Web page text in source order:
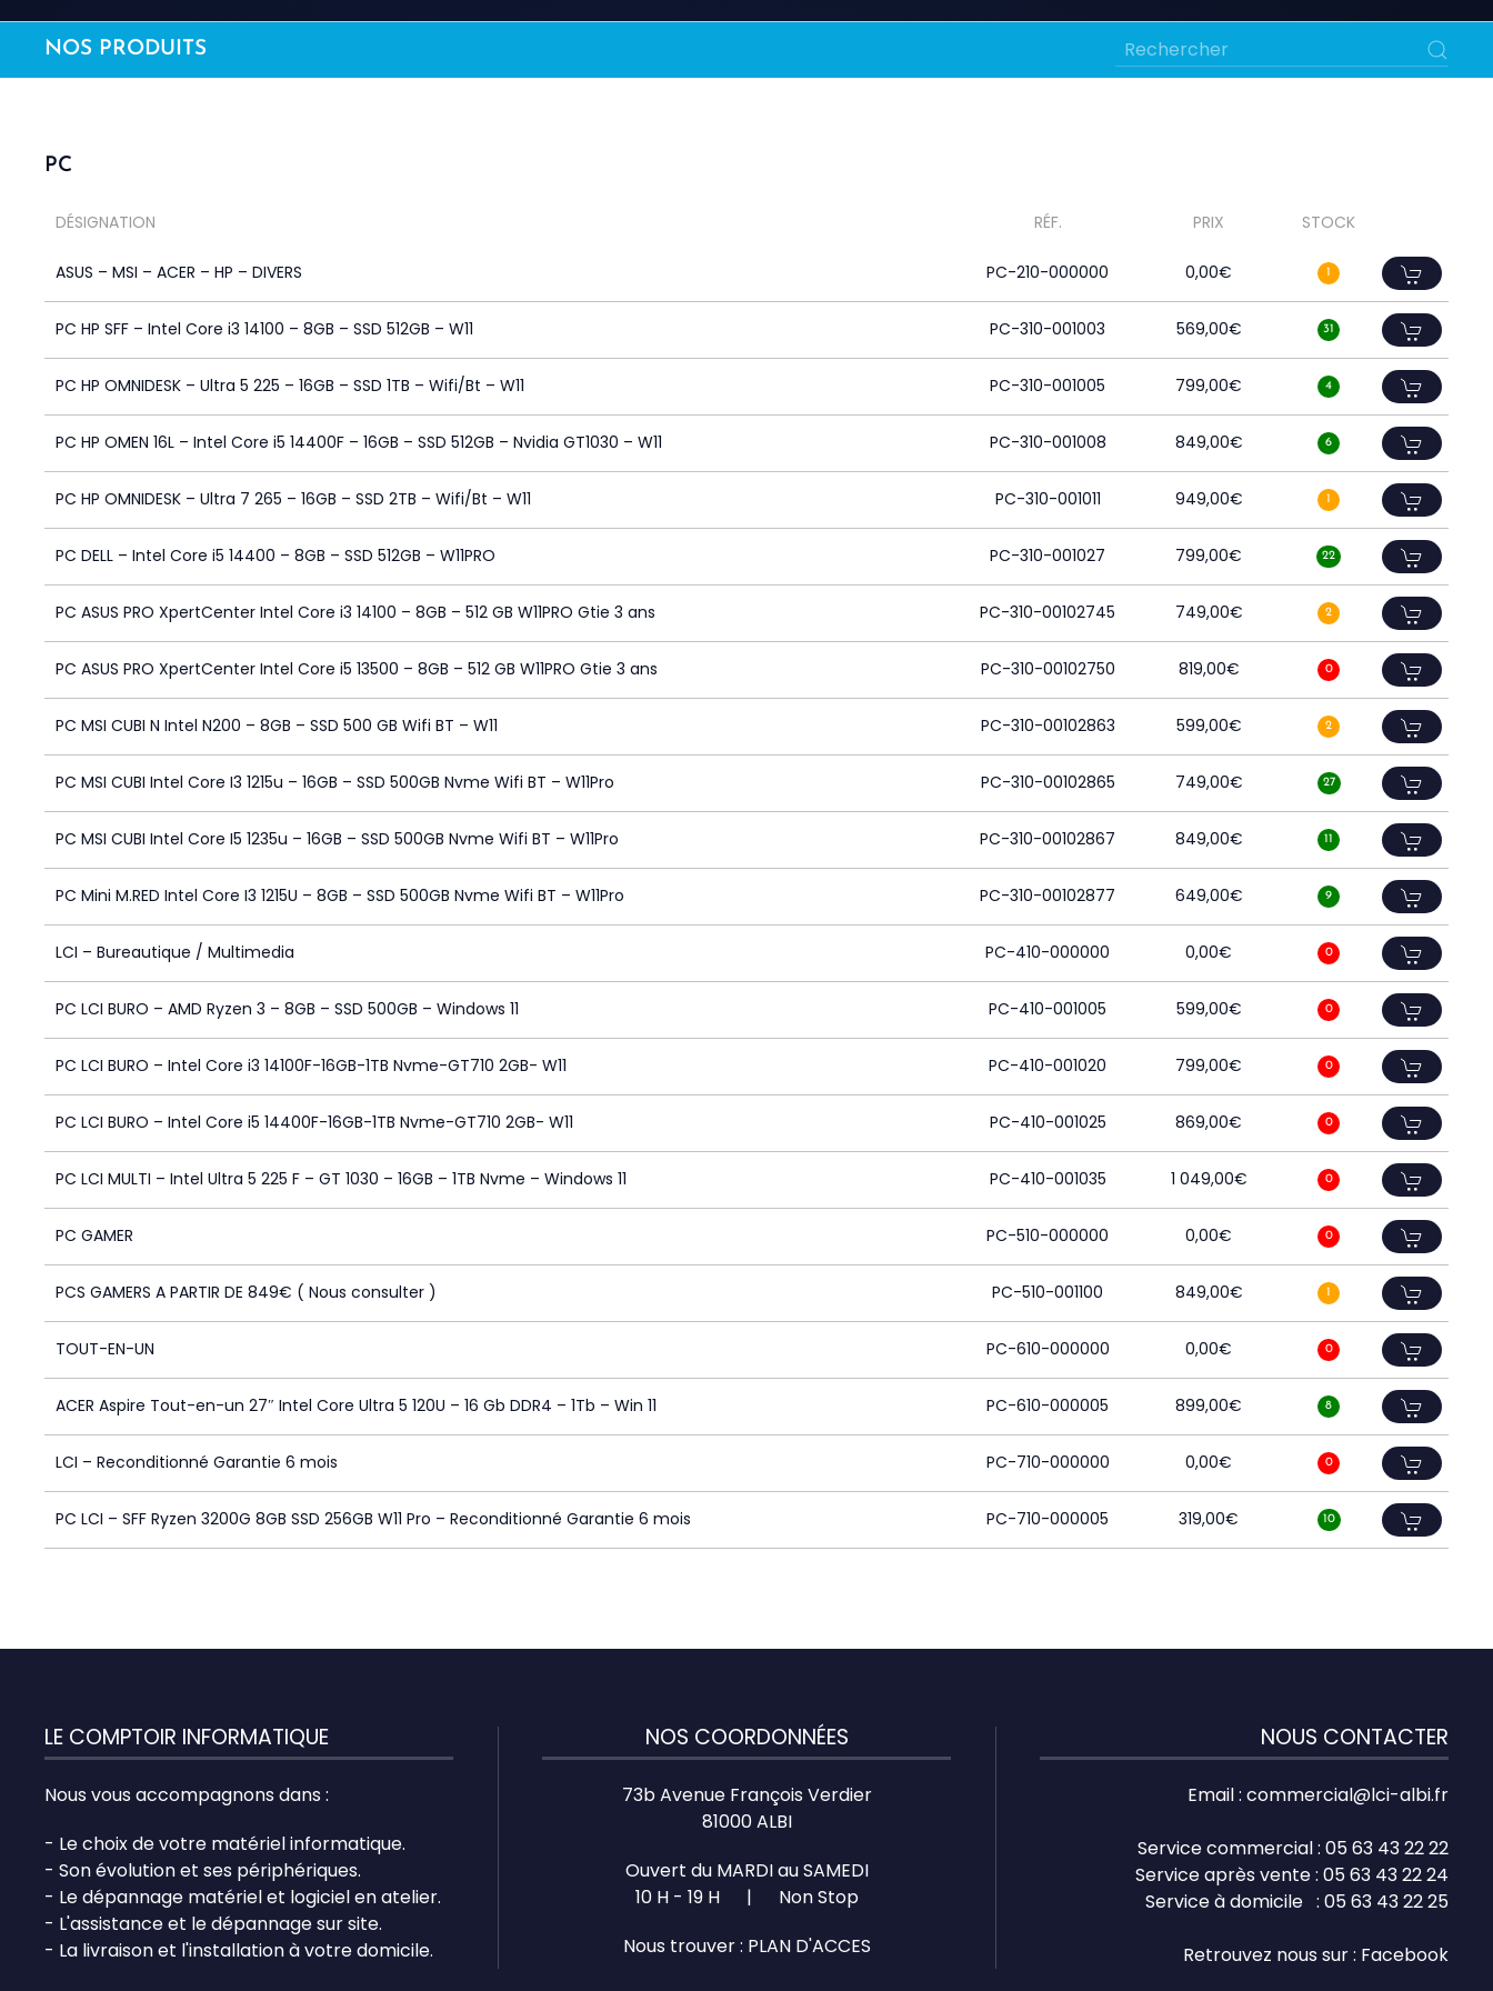
NOS PRODUITS
PC
DÉSIGNATION RÉF. PRIX STOCK
ASUS – MSI – ACER – HP – DIVERS PC-210-000000 0,00€ 1
PC HP SFF – Intel Core i3 14100 – 8GB – SSD 512GB – W11 PC-310-001003 569,00€ 31
PC HP OMNIDESK – Ultra 5 225 – 16GB – SSD 1TB – Wifi/Bt – W11 PC-310-001005 799,00€ 4
PC HP OMEN 16L – Intel Core i5 14400F – 16GB – SSD 512GB – Nvidia GT1030 – W11 PC-310-001008 849,00€ 6
PC HP OMNIDESK – Ultra 7 265 – 16GB – SSD 2TB – Wifi/Bt – W11 PC-310-001011 949,00€ 1
PC DELL – Intel Core i5 14400 – 8GB – SSD 512GB – W11PRO PC-310-001027 799,00€ 22
PC ASUS PRO XpertCenter Intel Core i3 14100 – 8GB – 512 GB W11PRO Gtie 3 ans PC-310-00102745 749,00€ 2
PC ASUS PRO XpertCenter Intel Core i5 13500 – 8GB – 512 GB W11PRO Gtie 3 ans PC-310-00102750 819,00€ 0
PC MSI CUBI N Intel N200 – 8GB – SSD 500 GB Wifi BT – W11 PC-310-00102863 599,00€ 2
PC MSI CUBI Intel Core I3 1215u – 16GB – SSD 500GB Nvme Wifi BT – W11Pro PC-310-00102865 749,00€ 27
PC MSI CUBI Intel Core I5 1235u – 16GB – SSD 500GB Nvme Wifi BT – W11Pro PC-310-00102867 849,00€ 11
PC Mini M.RED Intel Core I3 1215U – 8GB – SSD 500GB Nvme Wifi BT – W11Pro PC-310-00102877 649,00€ 9
LCI – Bureautique / Multimedia PC-410-000000 0,00€ 0
PC LCI BURO – AMD Ryzen 3 – 8GB – SSD 500GB – Windows 11 PC-410-001005 599,00€ 0
PC LCI BURO – Intel Core i3 14100F-16GB-1TB Nvme-GT710 2GB- W11 PC-410-001020 799,00€ 0
PC LCI BURO – Intel Core i5 14400F-16GB-1TB Nvme-GT710 2GB- W11 PC-410-001025 869,00€ 0
PC LCI MULTI – Intel Ultra 5 225 F – GT 1030 – 16GB – 1TB Nvme – Windows 11 PC-410-001035 1 049,00€ 0
PC GAMER PC-510-000000 0,00€ 0
PCS GAMERS A PARTIR DE 849€ ( Nous consulter ) PC-510-001100 849,00€ 1
TOUT-EN-UN PC-610-000000 0,00€ 0
ACER Aspire Tout-en-un 27″ Intel Core Ultra 5 120U – 16 Gb DDR4 – 1Tb – Win 11 PC-610-000005 899,00€ 8
LCI – Reconditionné Garantie 6 mois PC-710-000000 0,00€ 0
PC LCI – SFF Ryzen 3200G 8GB SSD 256GB W11 Pro – Reconditionné Garantie 6 mois PC-710-000005 319,00€ 10
LE COMPTOIR INFORMATIQUE
Nous vous accompagnons dans :
- Le choix de votre matériel informatique.
- Son évolution et ses périphériques.
- Le dépannage matériel et logiciel en atelier.
- L'assistance et le dépannage sur site.
- La livraison et l'installation à votre domicile.
NOS COORDONNÉES
73b Avenue François Verdier
81000 ALBI
Ouvert du MARDI au SAMEDI
10 H - 19 H | Non Stop
Nous trouver : PLAN D'ACCES
NOUS CONTACTER
Email : commercial@lci-albi.fr
Service commercial : 05 63 43 22 22
Service après vente : 05 63 43 22 24
Service à domicile : 05 63 43 22 25
Retrouvez nous sur : Facebook